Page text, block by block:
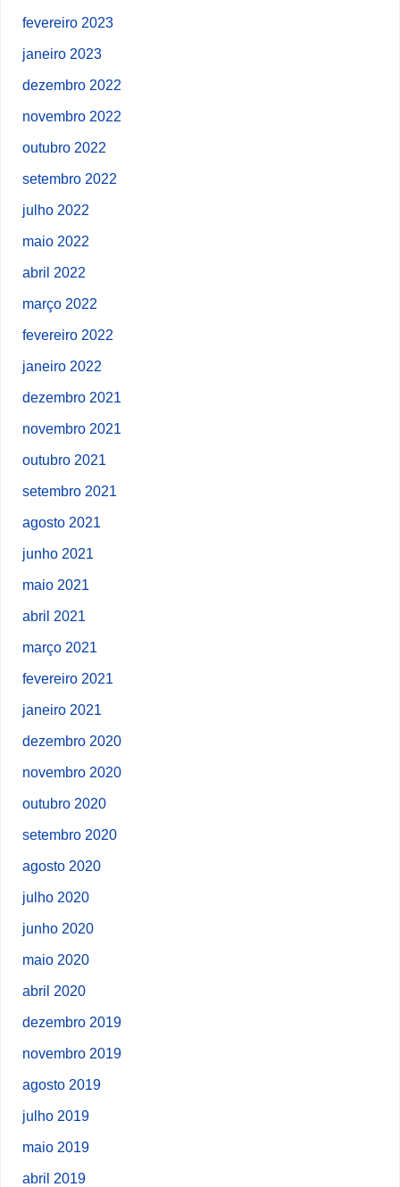
fevereiro 2023
janeiro 2023
dezembro 2022
novembro 2022
outubro 2022
setembro 2022
julho 2022
maio 2022
abril 2022
março 2022
fevereiro 2022
janeiro 2022
dezembro 2021
novembro 2021
outubro 2021
setembro 2021
agosto 2021
junho 2021
maio 2021
abril 2021
março 2021
fevereiro 2021
janeiro 2021
dezembro 2020
novembro 2020
outubro 2020
setembro 2020
agosto 2020
julho 2020
junho 2020
maio 2020
abril 2020
dezembro 2019
novembro 2019
agosto 2019
julho 2019
maio 2019
abril 2019